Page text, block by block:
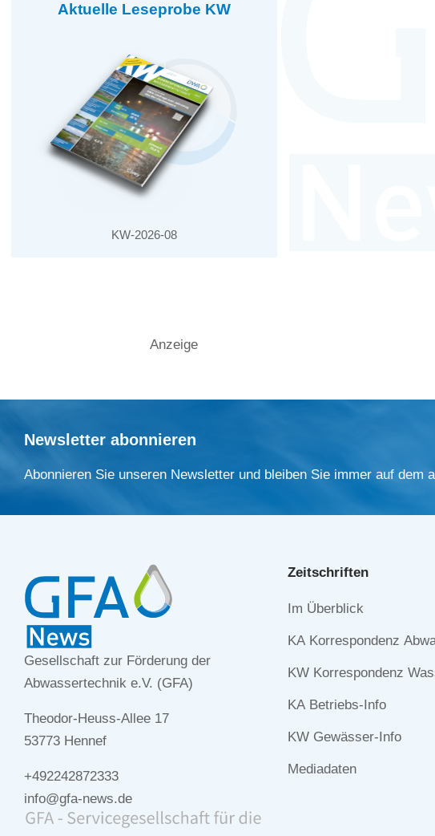
Aktuelle Leseprobe KW
KW-2026-08
Anzeige
Newsletter abonnieren
Abonnieren Sie unseren Newsletter und bleiben Sie immer auf dem
Gesellschaft zur Förderung der
Abwassertechnik e.V. (GFA)
Theodor-Heuss-Allee 17
53773 Hennef
+492242872333
info@gfa-news.de
Zeitschriften
Navigation
Im Überblick
KA Korrespondenz
KW Korrespondenz
KA Betriebs-Info
KW Gewässer-Info
Mediadaten